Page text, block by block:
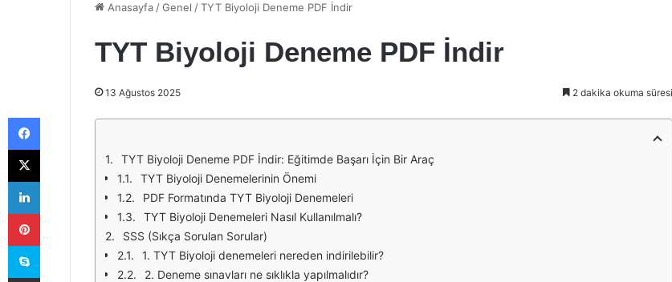
Anasayfa /Genel /TYT Biyoloji Deneme PDF İndir
TYT Biyoloji Deneme PDF İndir
13 Ağustos 2025 2 dakika okuma süresi
TYT Biyoloji Deneme PDF İndir: Eğitimde Başarı İçin Bir Araç
TYT Biyoloji Denemelerinin Önemi
PDF Formatında TYT Biyoloji Denemeleri
TYT Biyoloji Denemeleri Nasıl Kullanılmalı?
SSS (Sıkça Sorulan Sorular)
1. TYT Biyoloji denemeleri nereden indirilebilir?
2. Deneme sınavları ne sıklıkla yapılmalıdır?
Facebook
X
LinkedIn
Pinterest
Skype
E-Posta ile paylaş